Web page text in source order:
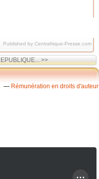
Published by Centrafrique-Presse.com
>>
Rémunération en droits d'auteur